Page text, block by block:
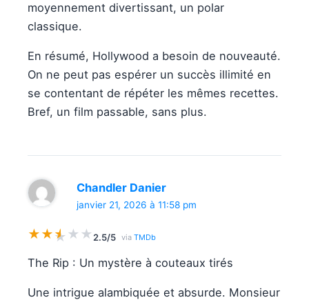
moyennement divertissant, un polar
classique.
En résumé, Hollywood a besoin de nouveauté.
On ne peut pas espérer un succès illimité en
se contentant de répéter les mêmes recettes.
Bref, un film passable, sans plus.
Chandler Danier
janvier 21, 2026 à 11:58 pm
★★★
★ ★ ★ 2.5/5 via TMDb
The Rip : Un mystère à couteaux tirés
Une intrigue alambiquée et absurde. Monsieur